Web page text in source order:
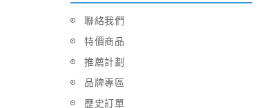
聯絡我們
特價商品
推薦計劃
品牌專區
歷史訂單